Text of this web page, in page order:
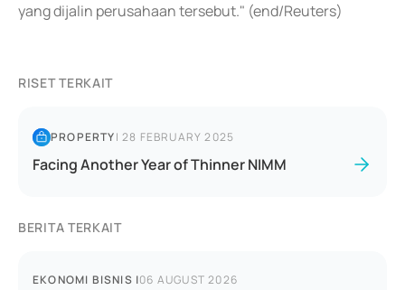
yang dijalin perusahaan tersebut." (end/Reuters)
RISET TERKAIT
PROPERTY|28 FEBRUARY 2025
Facing Another Year of Thinner NIMM
BERITA TERKAIT
EKONOMI BISNIS |06 AUGUST 2026